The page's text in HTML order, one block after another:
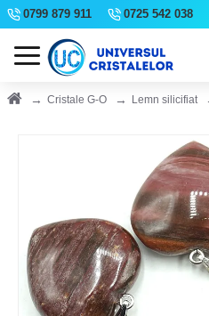
0799 879 911 0725 542 038
Cristale G-O Lemn silicifiat